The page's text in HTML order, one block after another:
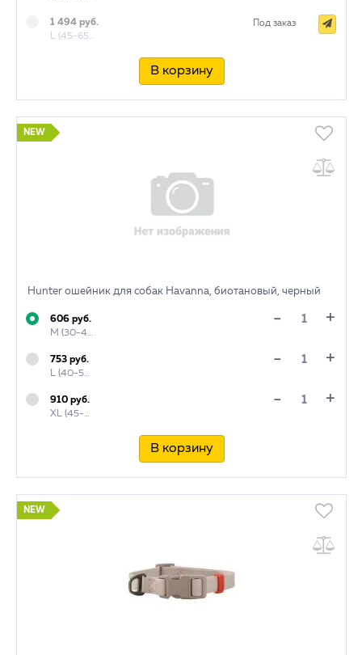
1 494 руб.
L (45-65 см)
Под заказ
В корзину
NEW
Hunter ошейник для собак Havanna, биотановый, черный
606 руб.
M (30-45 см)
- +
753 руб.
L (40-55 см)
- +
910 руб.
XL (45-65 см)
- +
В корзину
NEW